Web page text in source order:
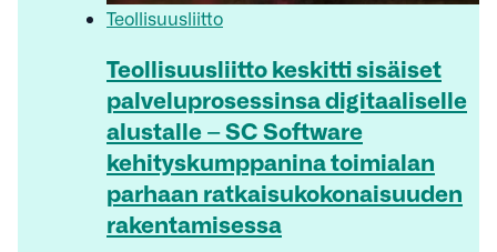
Teollisuusliitto
Teollisuusliitto keskitti sisäiset
palveluprosessinsa digitaaliselle
alustalle – SC Software
kehityskumppanina toimialan
parhaan ratkaisukokonaisuuden
rakentamisessa